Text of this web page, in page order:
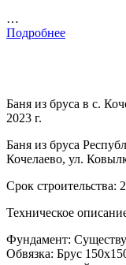
…
Подробнее
Баня из бруса в с.
2023 г.
Баня из бруса
Кочелаево, ул.
Срок строительства:
Техническое
Фундамент:
Обвязка: Брус